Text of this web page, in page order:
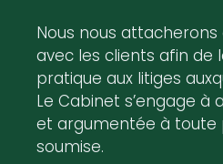
Nous nous
avec les clients afin de
pratique aux litiges
Le Cabinet s’engage
et argumentée à toute
soumise.